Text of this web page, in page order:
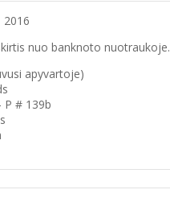
2016
nuo banknoto nuotraukoje.
apyvartoje)
P # 139b